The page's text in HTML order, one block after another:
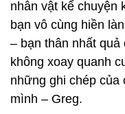
nhân vật kể chuyện
bạn vô cùng hiền
– bạn thân nhất quả
không xoay quanh
những ghi chép của
mình – Greg.